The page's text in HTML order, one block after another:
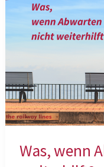
Was, wenn